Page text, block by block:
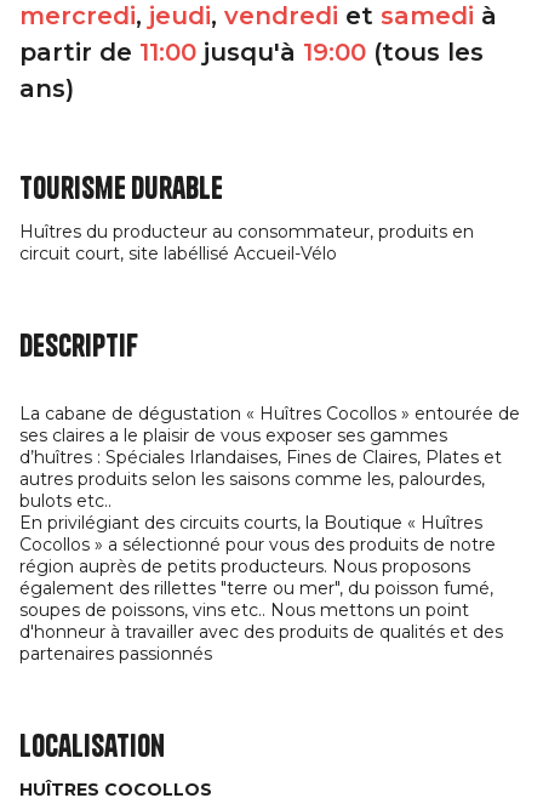
mercredi, jeudi, vendredi et samedi à
partir de 11:00 jusqu'à 19:00 (tous les
ans)
Tourisme durable
Huîtres du producteur au consommateur, produits en
circuit court, site labéllisé Accueil-Vélo
Descriptif
La cabane de dégustation « Huîtres Cocollos » entourée de
ses claires a le plaisir de vous exposer ses gammes
d’huîtres : Spéciales Irlandaises, Fines de Claires, Plates et
autres produits selon les saisons comme les, palourdes,
bulots etc..
En privilégiant des circuits courts, la Boutique « Huîtres
Cocollos » a sélectionné pour vous des produits de notre
région auprès de petits producteurs. Nous proposons
également des rillettes "terre ou mer", du poisson fumé,
soupes de poissons, vins etc.. Nous mettons un point
d'honneur à travailler avec des produits de qualités et des
partenaires passionnés
Localisation
HUÎTRES COCOLLOS